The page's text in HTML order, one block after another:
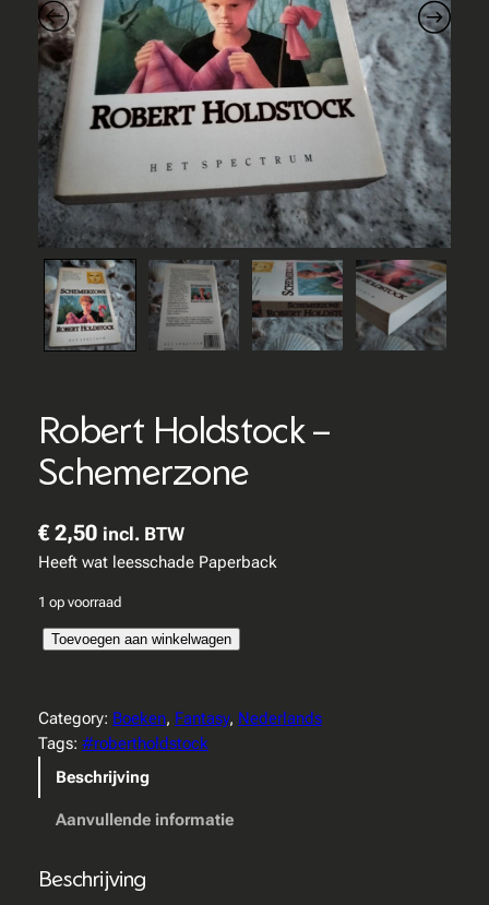
Robert Holdstock –
Schemerzone
€2,50 incl. BTW
Heeft wat leesschade Paperback
1 op voorraad
e
r
s
Toevoegen aan winkelwagen
Category: Boeken, Fantasy, Nederlands
Tags: #robertholdstock
Beschrijving
Aanvullende informatie
Beschrijving